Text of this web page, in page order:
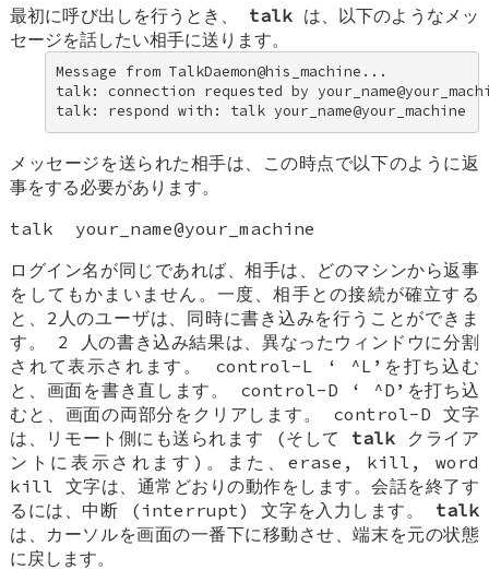
最初に呼び出しを行うとき、 talk は、以下のようなメッ
セージを話したい相手に送ります。
Message from TalkDaemon@his_machine...
talk: connection requested by
talk: respond with: talk your_name@your_machine
メッセージを送られた相手は、この時点で以下のように返
事をする必要があります。
talk your_name@your_machine
ログイン名が同じであれば、相手は、どのマシンから返事
をしてもかまいません。一度、相手との接続が確立する
と、2人のユーザは、同時に書き込みを行うことができま
す。 2 人の書き込み結果は、異なったウィンドウに分割
されて表示されます。 control-L ‘
^L ’を打ち込む
と、画面を書き直します。 control-D ‘
^D ’を打ち込
むと、画面の両部分をクリアします。 control-D 文字
は、リモート側にも送られます (そして talk クライア
ントに表示されます)。また、erase, kill, word
kill 文字は、通常どおりの動作をします。会話を終了す
るには、中断 (interrupt) 文字を入力します。 talk
は、カーソルを画面の一番下に移動させ、端末を元の状態
に戻します。